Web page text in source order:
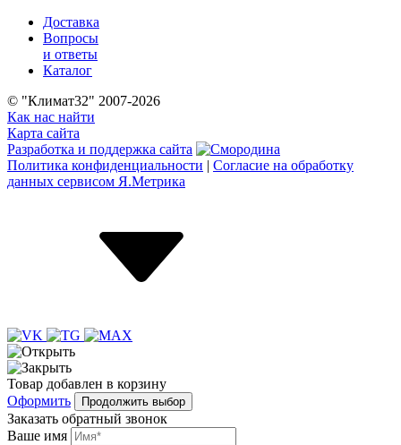
Доставка
Вопросы
и ответы
Каталог
© "Климат32" 2007-2026
Как нас найти
Карта сайта
Разработка и поддержка сайта
Политика конфиденциальности | Согласие на обработку
данных сервисом Я.Метрика
Товар добавлен в корзину
Оформить
Продолжить выбор
Заказать обратный звонок
Ваше имя